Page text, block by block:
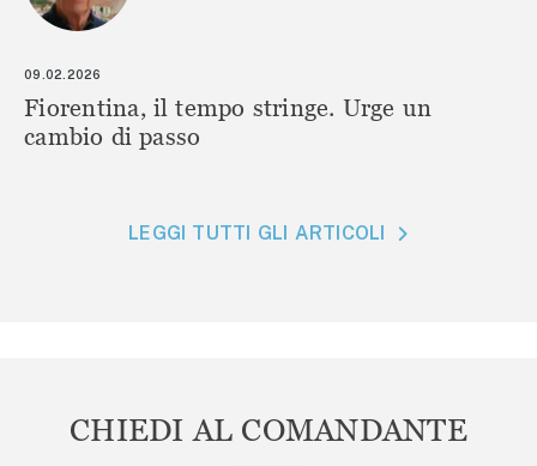
09.02.2026
Fiorentina, il tempo stringe. Urge un
cambio di passo
LEGGI TUTTI GLI ARTICOLI
CHIEDI AL COMANDANTE